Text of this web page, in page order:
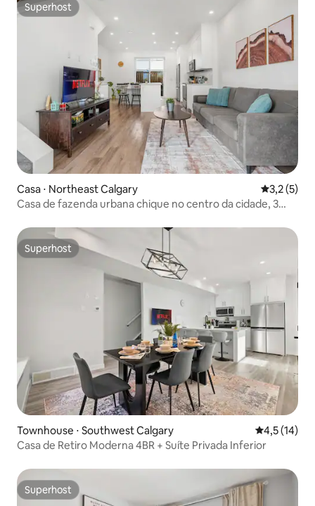
Superhost
Superhost
Casa ⋅ Northeast Calgary 3,2 de
3,2 (5)
Casa de fazenda urbana chique no centro da cidade, 3
Superhost
Superhost
Townhouse ⋅ Southwest Calgary 4,5 de uma
4,5 (14)
Casa de Retiro Moderna 4BR + Suíte Privada Inferior
Superhost
Superhost